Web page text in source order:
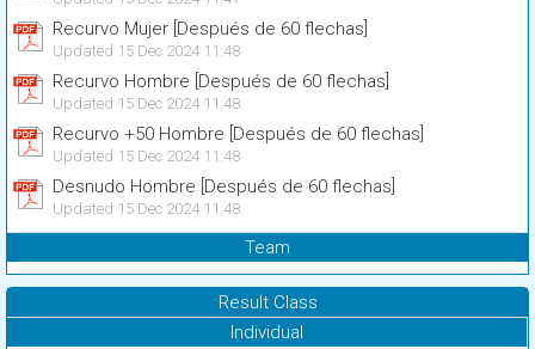
Recurvo Mujer [Después de 60 flechas]
Updated 15 Dec 2024 11:48
Recurvo Hombre [Después de 60 flechas]
Updated 15 Dec 2024 11:48
Recurvo +50 Hombre [Después de 60 flechas]
Updated 15 Dec 2024 11:48
Desnudo Hombre [Después de 60 flechas]
Updated 15 Dec 2024 11:48
Team
Result Class
Individual